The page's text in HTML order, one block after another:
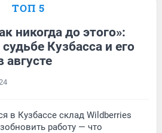
ТОП 5
никогда до этого»:
Кузбасса и его
августе
в Кузбассе склад Wildberries
работу — что